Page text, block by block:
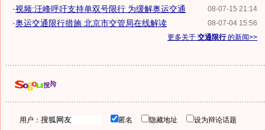
08-07-15 21:14
·视频:汪峰呼吁支持单双号限行 为缓解奥运交通
08-07-04 15:56
·奥运交通限行措施 北京市交管局在线解读
更多关于 交通限行的新闻>>
用户： 匿名 隐藏地址
设为辩论话题